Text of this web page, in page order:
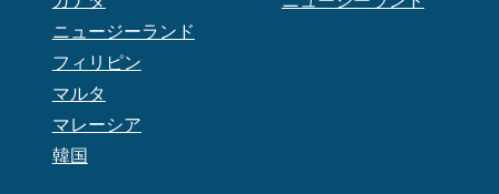
ニュージーランド
フィリピン
マルタ
マレーシア
韓国